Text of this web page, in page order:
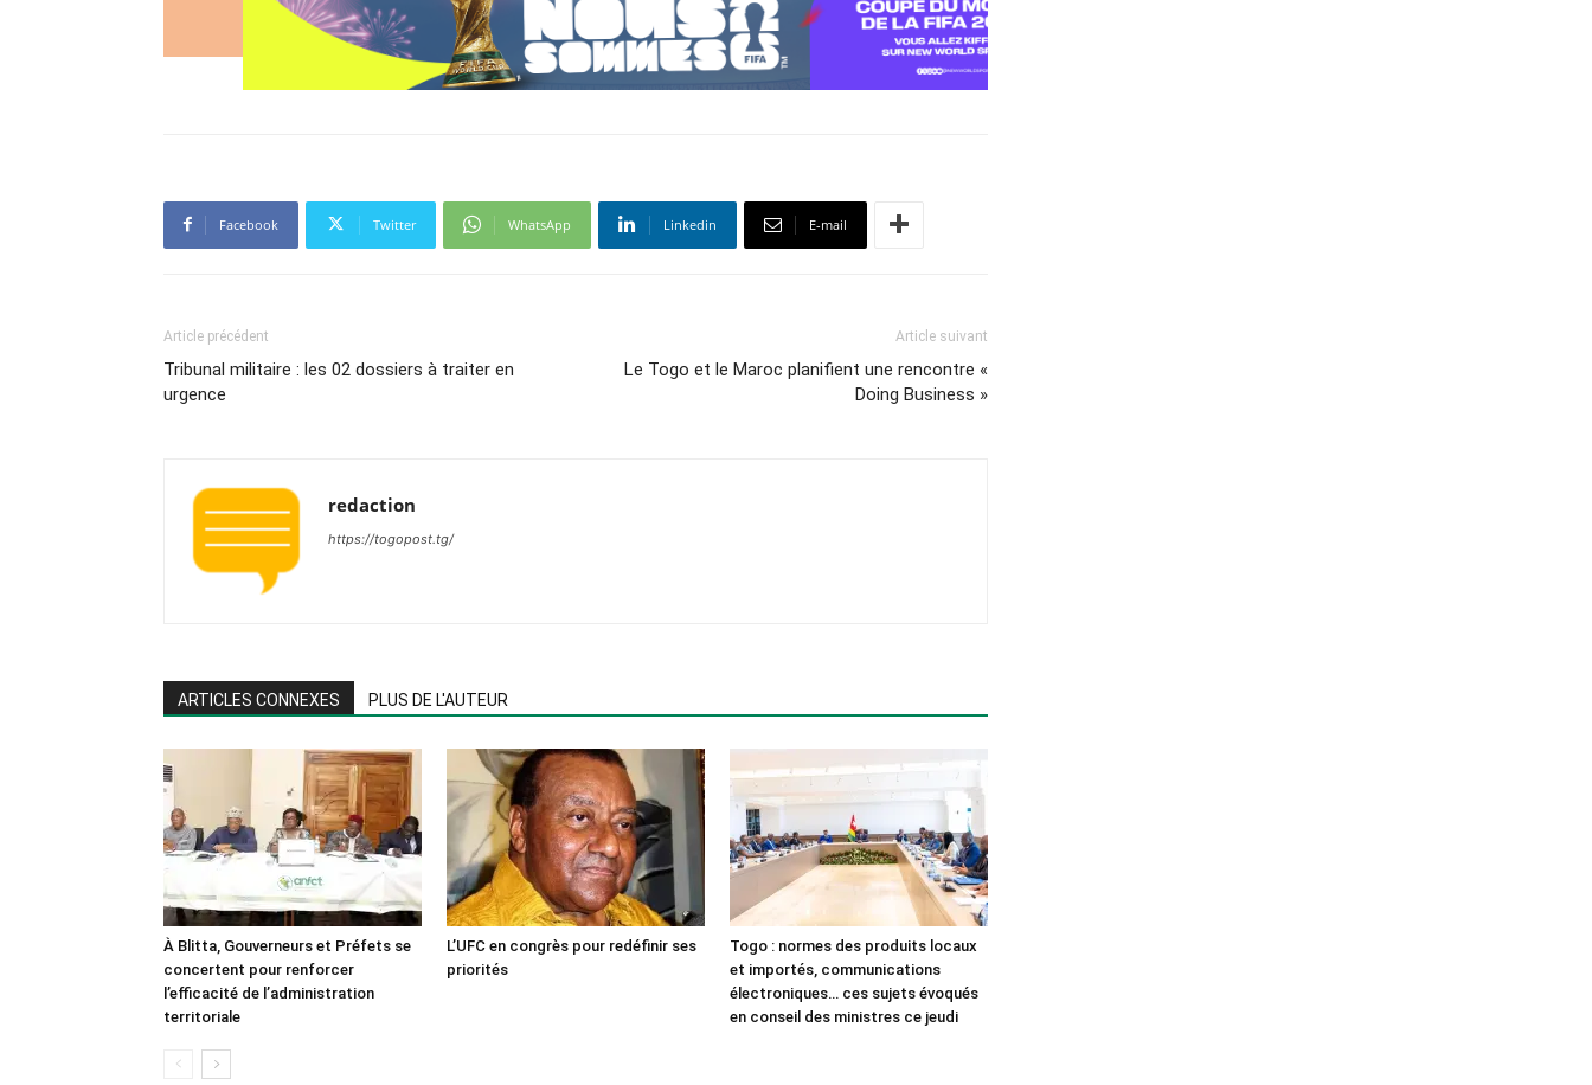
Facebook Twitter WhatsApp Linkedin E-mail
Article précédent
Tribunal militaire : les 02 dossiers à traiter en
urgence
Article suivant
Le Togo et le Maroc planifient une rencontre «
Doing Business »
redaction
https://togopost.tg/
ARTICLES CONNEXES PLUS DE L'AUTEUR
À Blitta, Gouverneurs et Préfets se
concertent pour renforcer
l’efficacité de l’administration
territoriale
L’UFC en congrès pour redéfinir ses
priorités
Togo : normes des produits locaux
et importés, communications
électroniques… ces sujets évoqués
en conseil des ministres ce jeudi